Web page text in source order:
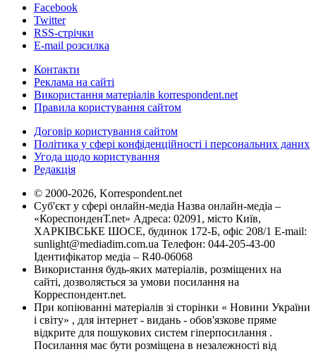
Facebook
Twitter
RSS-стрічки
E-mail розсилка
Контакти
Реклама на сайті
Використання матеріалів korrespondent.net
Правила користування сайтом
Договір користування сайтом
Політика у сфері конфіденційності і персональних даних
Угода щодо користування
Редакція
© 2000-2026, Korrespondent.net
Суб'єкт у сфері онлайн-медіа Назва онлайн-медіа –
«КореспонденТ.net» Адреса: 02091, місто Київ,
ХАРКІВСЬКЕ ШОСЕ, будинок 172-Б, офіс 208/1 E-mail:
sunlight@mediadim.com.ua Телефон: 044-205-43-00
Ідентифікатор медіа – R40-06068
Використання будь-яких матеріалів, розміщених на
сайті, дозволяється за умови посилання на
Корреспондент.net.
При копіюванні матеріалів зі сторінки « Новини України
і світу» , для інтернет - видань - обов'язкове пряме
відкрите для пошукових систем гіперпосилання .
Посилання має бути розміщена в незалежності від